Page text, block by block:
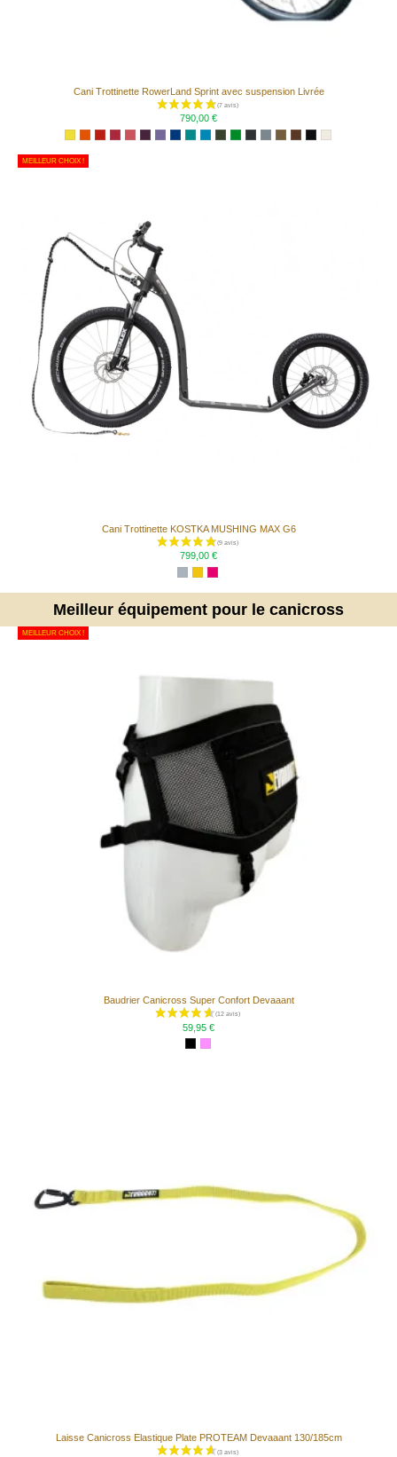
Cani Trottinette RowerLand Sprint avec suspension Livrée
790,00 €
MEILLEUR CHOIX !
Cani Trottinette KOSTKA MUSHING MAX G6
799,00 €
Meilleur équipement pour le canicross
MEILLEUR CHOIX !
Baudrier Canicross Super Confort Devaaant
59,95 €
Laisse Canicross Elastique Plate PROTEAM Devaaant 130/185cm